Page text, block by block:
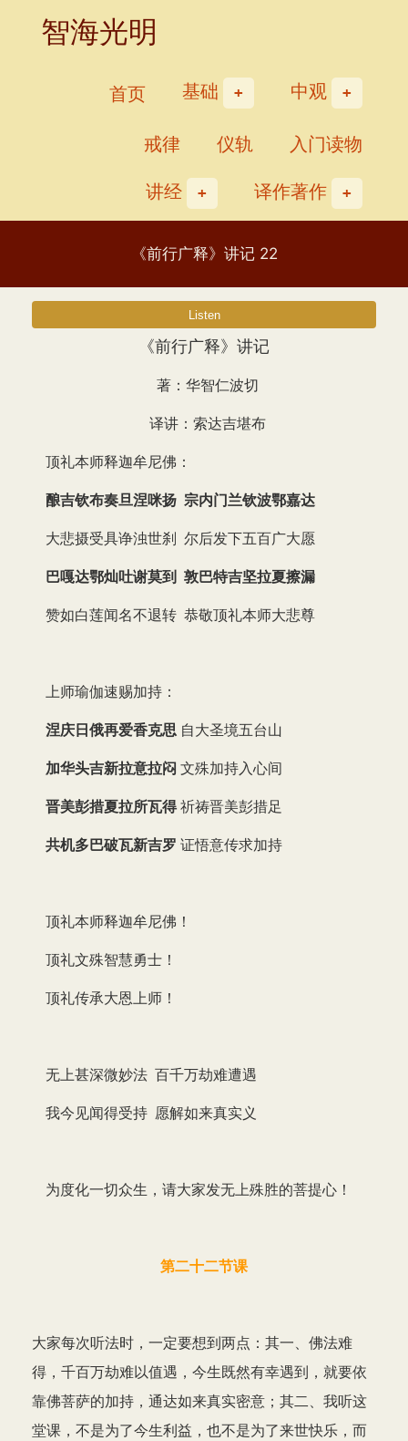
智海光明
首页 基础
中观
戒律
仪轨
入门读物
讲经
译作著作
《前行广释》讲记 22
《前行广释》讲记
著：华智仁波切
译讲：索达吉堪布
顶礼本师释迦牟尼佛：
酿吉钦布奏旦涅咪扬 宗内门兰钦波鄂嘉达
大悲摄受具诤浊世刹 尔后发下五百广大愿
巴嘎达鄂灿吐谢莫到 敦巴特吉坚拉夏擦漏
赞如白莲闻名不退转 恭敬顶礼本师大悲尊
上师瑜伽速赐加持：
涅庆日俄再爱香克思 自大圣境五台山
加华头吉新拉意拉闷 文殊加持入心间
晋美彭措夏拉所瓦得祈祷晋美彭措足
共机多巴破瓦新吉罗 证悟意传求加持
顶礼本师释迦牟尼佛！
顶礼文殊智慧勇士！
顶礼传承大恩上师！
无上甚深微妙法 百千万劫难遭遇
我今见闻得受持 愿解如来真实义
为度化一切众生，请大家发无上殊胜的菩提心！
第二十二节课
大家每次听法时，一定要想到两点：其一、佛法难
得，千百万劫难以值遇，今生既然有幸遇到，就要依
靠佛菩萨的加持，通达如来真实密意；其二、我听这
堂课，不是为了今生利益，也不是为了来世快乐，而